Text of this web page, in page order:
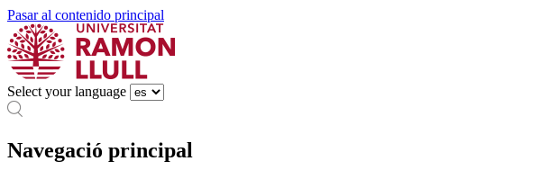
Pasar al contenido principal
Select your language
Navegació principal